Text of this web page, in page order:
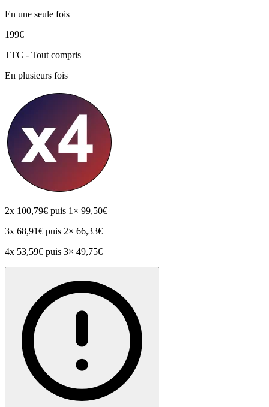
En une seule fois
199€
TTC - Tout compris
En plusieurs fois
2x 100,79€ puis 1× 99,50€
3x 68,91€ puis 2× 66,33€
4x 53,59€ puis 3× 49,75€